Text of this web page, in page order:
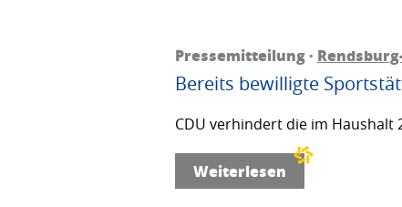
Pressemitteilung ·
Bereits bewilligte
CDU verhindert die im
Weiterlesen